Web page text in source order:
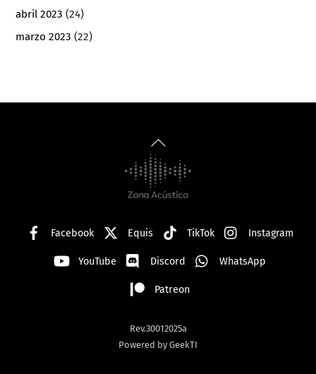
abril 2023 (24)
marzo 2023 (22)
Back
To
Top
Facebook Equis TikTok Instagram
YouTube Discord WhatsApp
Patreon
Rev.30012025a
Powered by GeekTI